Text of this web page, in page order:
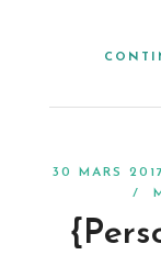
30 MARS
/